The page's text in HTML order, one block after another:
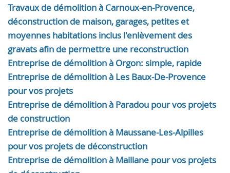
Travaux de démolition à Carnoux-en-Provence,
déconstruction de maison, garages, petites et
moyennes habitations inclus l'enlèvement des
gravats afin de permettre une reconstruction
Entreprise de démolition à Orgon: simple, rapide
Entreprise de démolition à Les Baux-De-Provence
pour vos projets
Entreprise de démolition à Paradou pour vos projets
de construction
Entreprise de démolition à Maussane-Les-Alpilles
pour vos projets de déconstruction
Entreprise de démolition à Maillane pour vos projets